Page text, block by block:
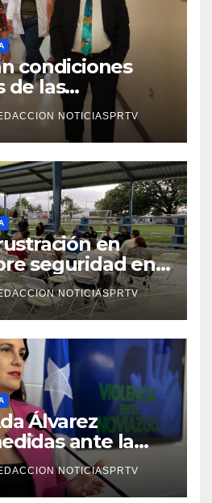
condiciones
de las
Departamento
Mayagüez
NOTICIASPRTV
en
seguridad en
NOTICIASPRTV
Álvarez
ante la
el noviazgo
NOTICIASPRTV